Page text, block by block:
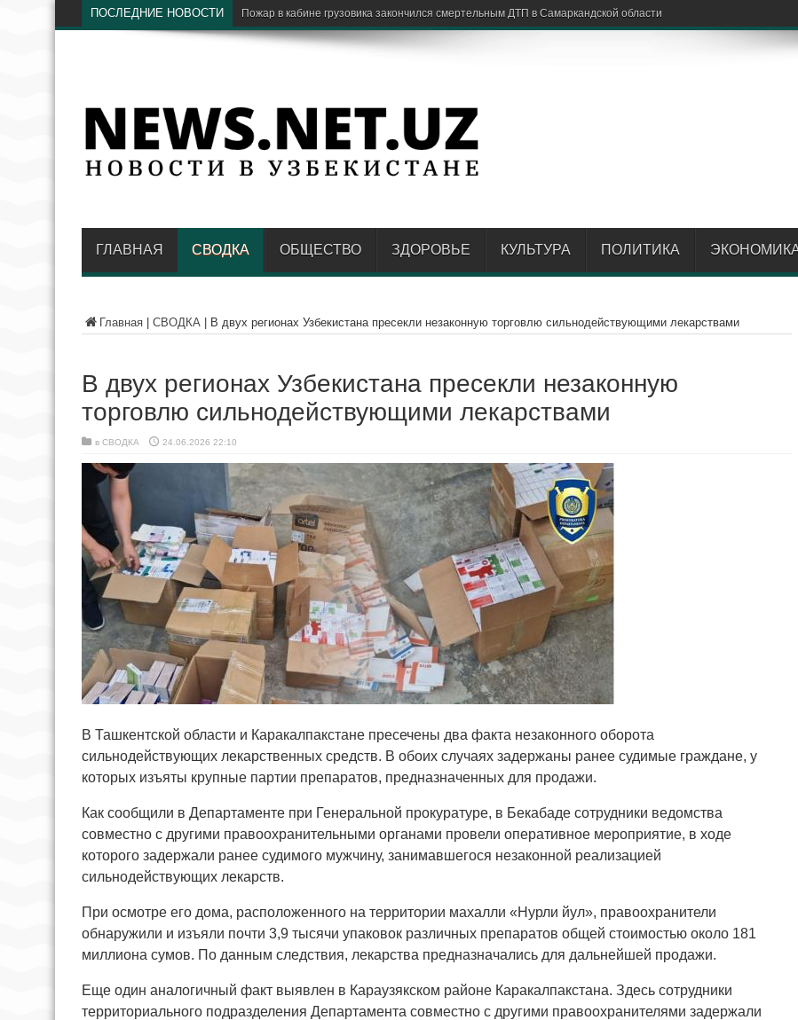
ПОСЛЕДНИЕ НОВОСТИ
ГЛАВНАЯ СВОДКА ОБЩЕСТВО ЗДОРОВЬЕ КУЛЬТУРА ПОЛИТИКА
Главная СВОДКА В двух регионах Узбекистана пресекли незаконную торговлю сильнодействующими лекарствами
В двух регионах Узбекистана пресекли незаконную
торговлю сильнодействующими лекарствами
в СВОДКА 24.06.2026 22:10
В Ташкентской области и Каракалпакстане пресечены два факта незаконного оборота
сильнодействующих лекарственных средств. В обоих случаях задержаны ранее судимые граждане, у
которых изъяты крупные партии препаратов, предназначенных для продажи.
Как сообщили в Департаменте при Генеральной прокуратуре, в Бекабаде сотрудники ведомства
совместно с другими правоохранительными органами провели оперативное мероприятие, в ходе
которого задержали ранее судимого мужчину, занимавшегося незаконной реализацией
сильнодействующих лекарств.
При осмотре его дома, расположенного на территории махалли «Нурли йул», правоохранители
обнаружили и изъяли почти 3,9 тысячи упаковок различных препаратов общей стоимостью около 181
миллиона сумов. По данным следствия, лекарства предназначались для дальнейшей продажи.
Еще один аналогичный факт выявлен в Караузякском районе Каракалпакстана. Здесь сотрудники
территориального подразделения Департамента совместно с другими правоохранителями задержали